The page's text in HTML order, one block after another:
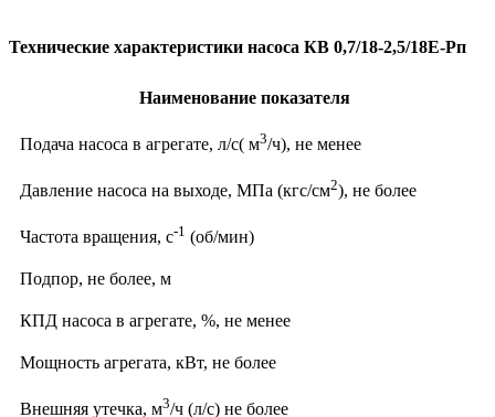
Технические характеристики насоса КВ 0,7/18-2,5/18Е-Рп
Наименование показателя
Подача насоса в агрегате, л/с( м3/ч), не менее
Давление насоса на выходе, МПа (кгс/см2), не более
Частота вращения, с-1 (об/мин)
Подпор, не более, м
КПД насоса в агрегате, %, не менее
Мощность агрегата, кВт, не более
Внешняя утечка, м3/ч (л/с) не более